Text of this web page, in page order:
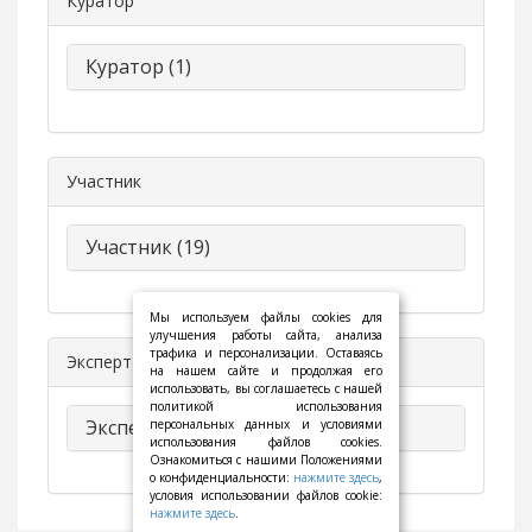
Куратор (1)
Участник
Участник (19)
Эксперт
Эксперт (6)
Мы используем файлы cookies для
улучшения работы сайта, анализа
трафика и персонализации. Оставаясь
на нашем сайте и продолжая его
использовать, вы соглашаетесь с нашей
политикой использования
персональных данных и условиями
использования файлов cookies.
Ознакомиться с нашими Положениями
о конфиденциальности: нажмите здесь,
условия использовании файлов cookie:
нажмите здесь.